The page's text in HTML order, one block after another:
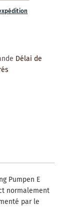
Délai de
Pumpen E
normalement
par le